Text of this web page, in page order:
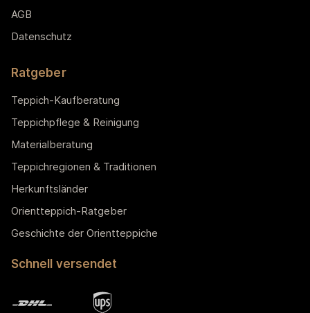
AGB
Datenschutz
Ratgeber
Teppich-Kaufberatung
Teppichpflege & Reinigung
Materialberatung
Teppichregionen & Traditionen
Herkunftsländer
Orientteppich-Ratgeber
Geschichte der Orientteppiche
Schnell versendet